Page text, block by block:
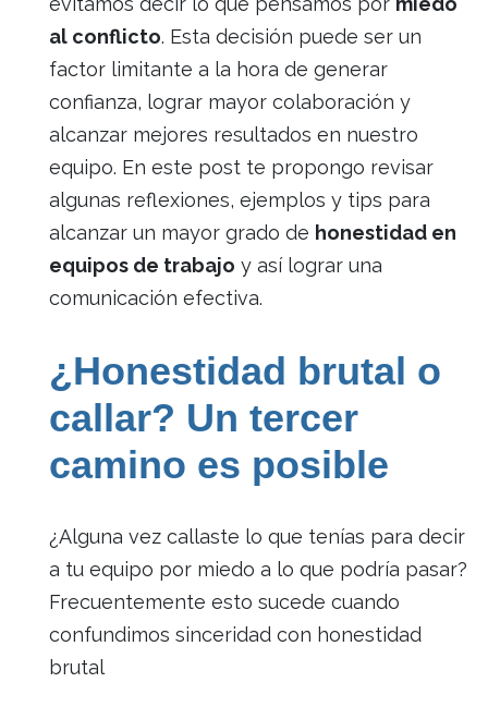
al conflicto. Esta decisión puede ser un
factor limitante a la hora de generar
confianza, lograr mayor colaboración y
alcanzar mejores resultados en nuestro
equipo. En este post te propongo revisar
algunas reflexiones, ejemplos y tips para
alcanzar un mayor grado de honestidad en
equipos de trabajo y así lograr una
comunicación efectiva.
¿Honestidad brutal o
callar? Un tercer
camino es posible
¿Alguna vez callaste lo que tenías para decir
a tu equipo por miedo a lo que podría pasar?
Frecuentemente esto sucede cuando
confundimos sinceridad con honestidad
brutal